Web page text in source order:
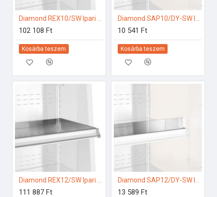
102 108 Ft
Kosárba teszem
10 541 Ft
Kosárba teszem
111 887 Ft 13 589 Ft